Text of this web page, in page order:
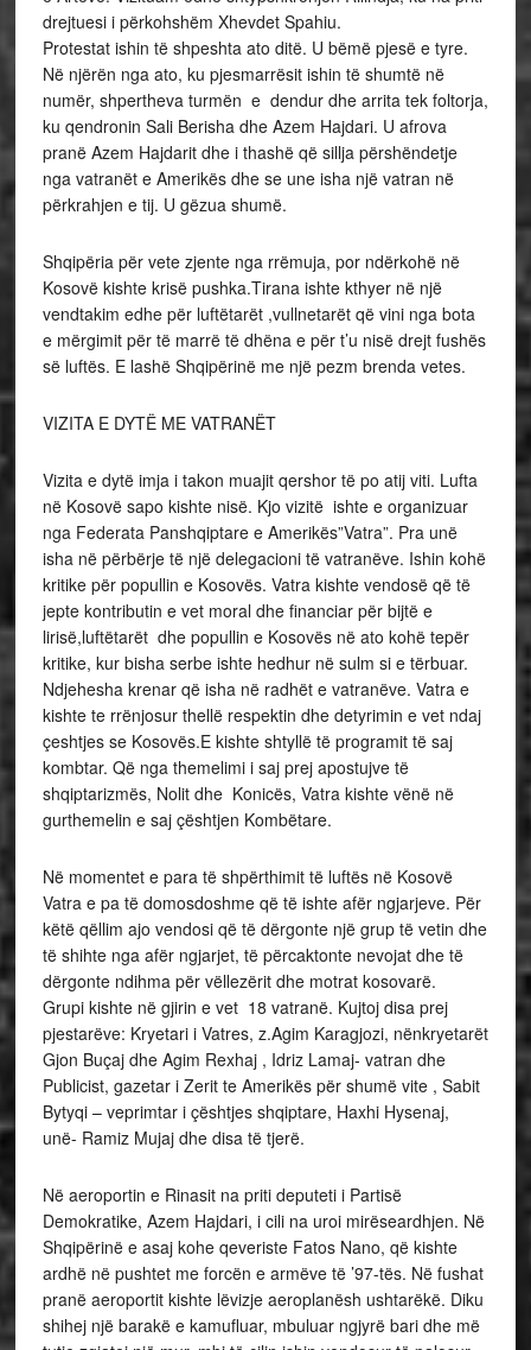
drejtuesi i përkohshëm Xhevdet Spahiu.
Protestat ishin të shpeshta ato ditë. U bëmë pjesë e tyre.
Në njërën nga ato, ku pjesmarrësit ishin të shumtë në
numër, shpertheva turmën e dendur dhe arrita tek foltorja,
ku qendronin Sali Berisha dhe Azem Hajdari. U afrova
pranë Azem Hajdarit dhe i thashë që sillja përshëndetje
nga vatranët e Amerikës dhe se une isha një vatran në
përkrahjen e tij. U gëzua shumë.
Shqipëria për vete zjente nga rrëmuja, por ndërkohë në
Kosovë kishte krisë pushka.Tirana ishte kthyer në një
vendtakim edhe për luftëtarët ,vullnetarët që vini nga bota
e mërgimit për të marrë të dhëna e për t’u nisë drejt fushës
së luftës. E lashë Shqipërinë me një pezm brenda vetes.
VIZITA E DYTË ME VATRANËT
Vizita e dytë imja i takon muajit qershor të po atij viti. Lufta
në Kosovë sapo kishte nisë. Kjo vizitë ishte e organizuar
nga Federata Panshqiptare e Amerikës”Vatra”. Pra unë
isha në përbërje të një delegacioni të vatranëve. Ishin kohë
kritike për popullin e Kosovës. Vatra kishte vendosë që të
jepte kontributin e vet moral dhe financiar për bijtë e
lirisë,luftëtarët dhe popullin e Kosovës në ato kohë tepër
kritike, kur bisha serbe ishte hedhur në sulm si e tërbuar.
Ndjehesha krenar që isha në radhët e vatranëve. Vatra e
kishte te rrënjosur thellë respektin dhe detyrimin e vet ndaj
çeshtjes se Kosovës.E kishte shtyllë të programit të saj
kombtar. Që nga themelimi i saj prej apostujve të
shqiptarizmës, Nolit dhe Konicës, Vatra kishte vënë në
gurthemelin e saj çështjen Kombëtare.
Në momentet e para të shpërthimit të luftës në Kosovë
Vatra e pa të domosdoshme që të ishte afër ngjarjeve. Për
këtë qëllim ajo vendosi që të dërgonte një grup të vetin dhe
të shihte nga afër ngjarjet, të përcaktonte nevojat dhe të
dërgonte ndihma për vëllezërit dhe motrat kosovarë.
Grupi kishte në gjirin e vet 18 vatranë. Kujtoj disa prej
pjestarëve: Kryetari i Vatres, z.Agim Karagjozi, nënkryetarët
Gjon Buçaj dhe Agim Rexhaj , Idriz Lamaj- vatran dhe
Publicist, gazetar i Zerit te Amerikës për shumë vite , Sabit
Bytyqi – veprimtar i çështjes shqiptare, Haxhi Hysenaj,
unë- Ramiz Mujaj dhe disa të tjerë.
Në aeroportin e Rinasit na priti deputeti i Partisë
Demokratike, Azem Hajdari, i cili na uroi mirëseardhjen. Në
Shqipërinë e asaj kohe qeveriste Fatos Nano, që kishte
ardhë në pushtet me forcën e armëve të ’97-tës. Në fushat
pranë aeroportit kishte lëvizje aeroplanësh ushtarëkë. Diku
shihej një barakë e kamufluar, mbuluar ngjyrë bari dhe më